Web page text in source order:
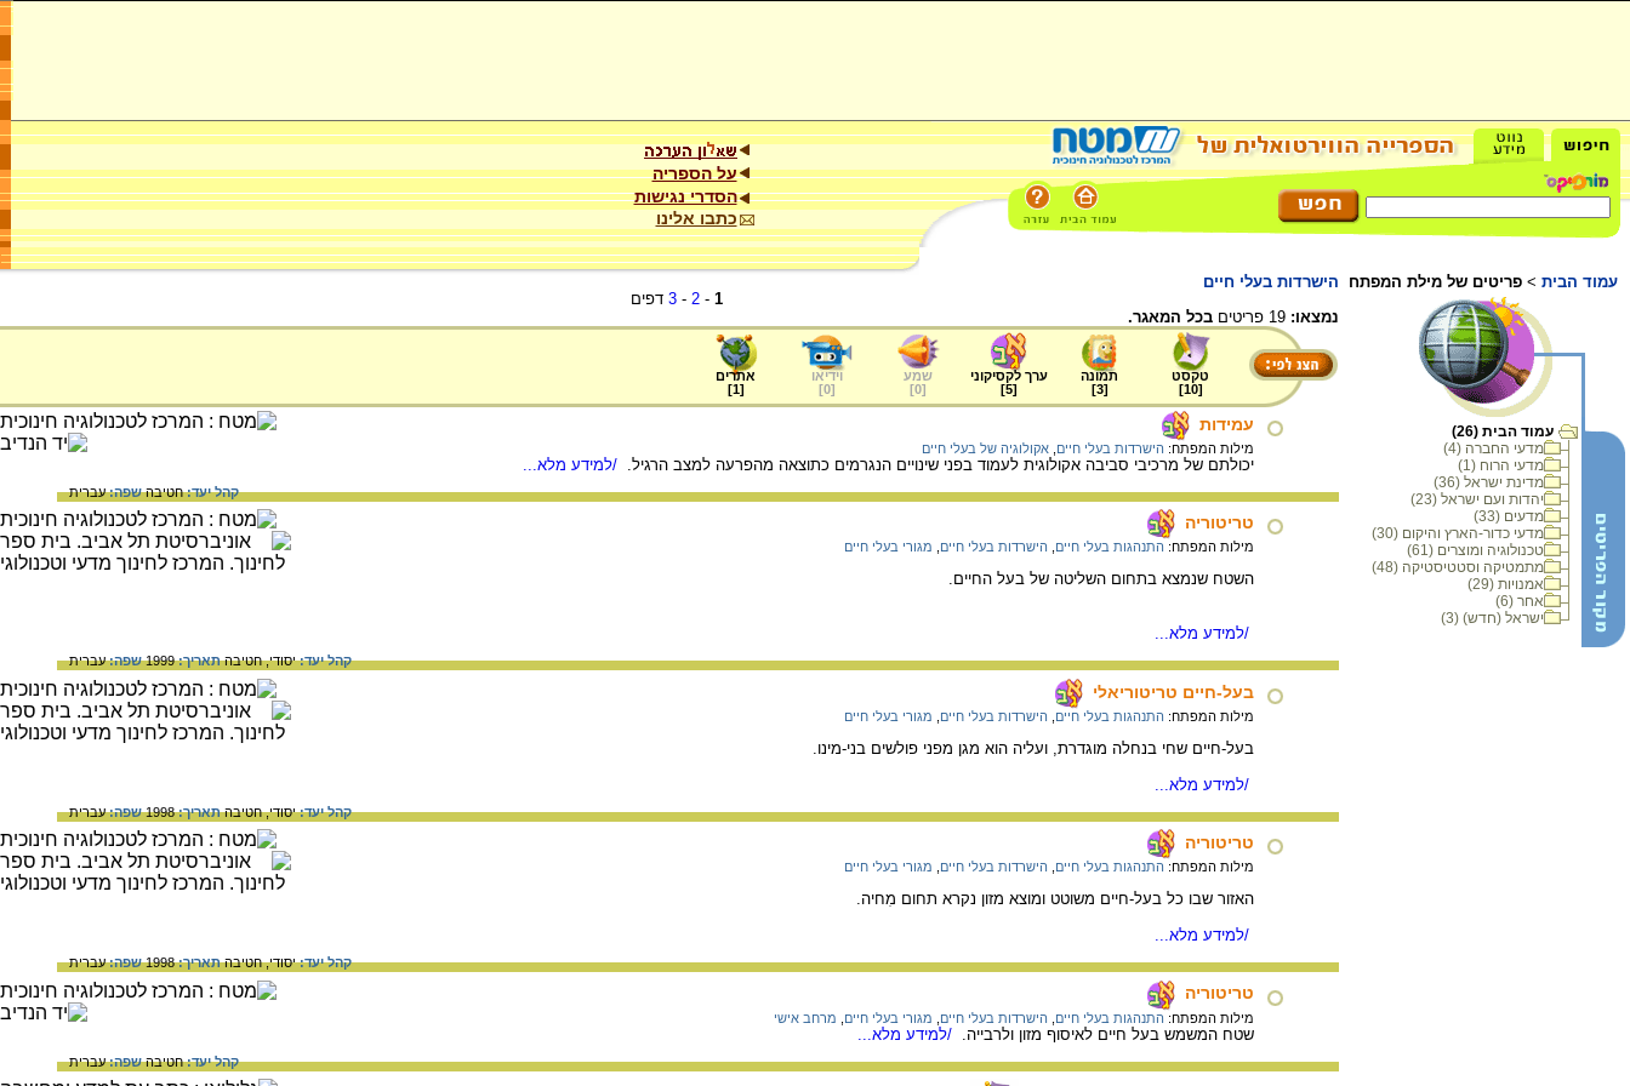
על הספריה
הסדרי נגישות
כתבו אלינו
עמוד הבית > פריטים של מילת המפתח הישרדות בעלי חיים
עמוד הבית (26)
מדעי החברה (4)
מדעי הרוח (1)
מדינת ישראל (36)
יהדות ועם ישראל (23)
מדעים (33)
מדעי כדור-הארץ והיקום (30)
טכנולוגיה ומוצרים (61)
מתמטיקה וסטטיסטיקה (48)
אמנויות (29)
אחר (6)
ישראל (חדש) (3)
1
-
2
-
3 דפים
נמצאו:
בכל המאגר.
טקסט
[
10
]
תמונה
[
3
]
ערך לקסיקוני
[
5
]
שמע
[
0
]
וידיאו
[
0
]
אתרים
[
1
]
עמידות
מילות המפתח: הישרדות בעלי חיים אקולוגיה של בעלי חיים
יכולתם של מרכיבי סביבה אקולוגית לעמוד בפני שינויים הנגרמים כתוצאה מהפרעה למצב הרגיל. /למידע מלא...
קהל יעד:חטיבהשפה:עברית
טריטוריה
מילות המפתח: התנהגות בעלי חיים הישרדות בעלי חיים מגורי בעלי חיים
השטח שנמצא בתחום השליטה של בעל החיים.
/למידע מלא...
קהל יעד:יסודי,חטיבהתאריך:1999 שפה:עברית
בעל-חיים טריטוריאלי
מילות המפתח: התנהגות בעלי חיים הישרדות בעלי חיים מגורי בעלי חיים
בעל-חיים שחי בנחלה מוגדרת, ועליה הוא מגן מפני פולשים בני-מינו.
/למידע מלא...
קהל יעד:יסודי,חטיבהתאריך:1998 שפה:עברית
טריטוריה
מילות המפתח: התנהגות בעלי חיים הישרדות בעלי חיים מגורי בעלי חיים
האזור שבו כל בעל-חיים משוטט ומוצא מזון נקרא תחום מִחיה.
/למידע מלא...
קהל יעד:יסודי,חטיבהתאריך:1998 שפה:עברית
טריטוריה
מילות המפתח: התנהגות בעלי חיים הישרדות בעלי חיים מגורי בעלי חיים מרחב אישי
שטח המשמש בעל חיים לאיסוף מזון ולרבייה. /למידע מלא...
קהל יעד:חטיבהשפה:עברית